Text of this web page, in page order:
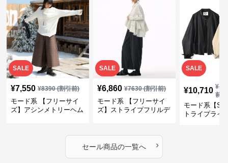
SALE
¥7,550 ¥8390(割引前)
モード系 【フリーサイ
ズ】アシンメトリーヘム
SALE
¥6,860 ¥7630(割引前)
モード系 【フリーサイ
ズ】ストライプフリルデ
SALE
¥10,710 ¥
前)
モード系【S
トライプライ
セール商品の一覧へ ›